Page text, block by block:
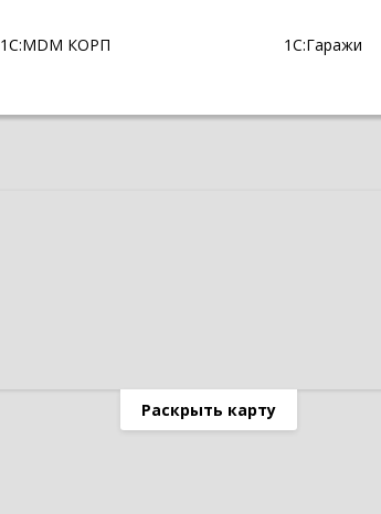
1С:MDM КОРП 1С:Гаражи
Раскрыть карту